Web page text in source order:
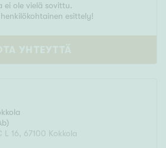
ei ole vielä sovittu.
esittely!
YHTEYTTÄ
)
L 16, 67100 Kokkola